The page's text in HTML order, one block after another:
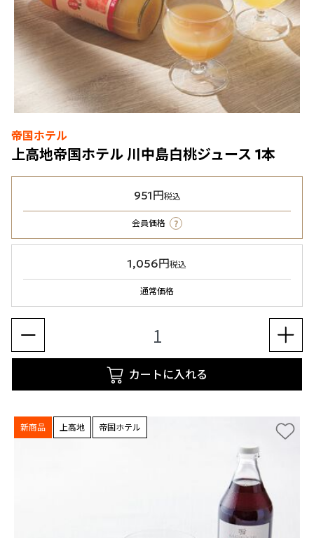
帝国ホテル
上高地帝国ホテル 川中島白桃ジュース 1本
951円税込
会員価格 ?
1,056円税込
通常価格
カートに入れる
新商品 上高地 帝国ホテル